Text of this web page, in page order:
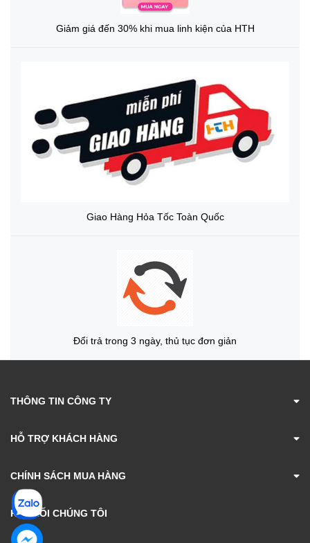
Giảm giá đến 30% khi mua linh kiện của HTH
Giao Hàng Hỏa Tốc Toàn Quốc
Đổi trả trong 3 ngày, thủ tục đơn giản
THÔNG TIN CÔNG TY
HỖ TRỢ KHÁCH HÀNG
CHÍNH SÁCH MUA HÀNG
KẾT NỐI CHÚNG TÔI